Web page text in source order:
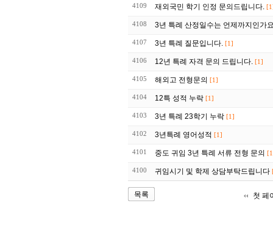
4109 재외국민 학기 인정 문의드립니다.
4108 3년 특례 산정일수는 언제까지인가
4107 3년 특례 질문입니다. [1]
4106 12년 특례 자격 문의 드립니다. [1]
4105 해외고 전형문의 [1]
4104 12특 성적 누락 [1]
4103 3년 특례 23학기 누락 [1]
4102 3년특례 영어성적 [1]
4101 중도 귀임 3년 특례 서류 전형 문의
4100 귀임시기 및 학제 상담부탁드립니다
목록 첫 페